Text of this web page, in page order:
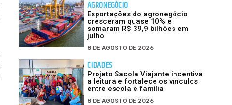
AGRONEGÓCIO
Exportações do agronegócio
cresceram quase 10% e
somaram R$ 39,9 bilhões em
julho
8 DE AGOSTO DE 2026
CIDADES
Projeto Sacola Viajante incentiva
a leitura e fortalece os vínculos
entre escola e família
8 DE AGOSTO DE 2026